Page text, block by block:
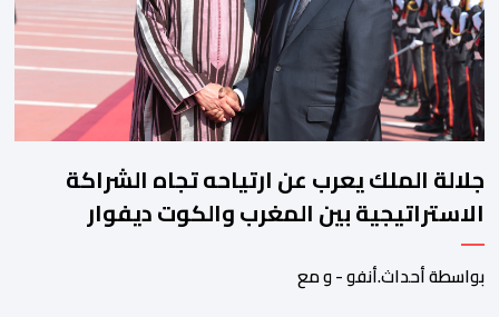
جلالة الملك يعرب عن ارتياحه تجاه الشراكة
الاستراتيجية بين المغرب والكوت ديفوار
بواسطة أحداث.أنفو - و مع